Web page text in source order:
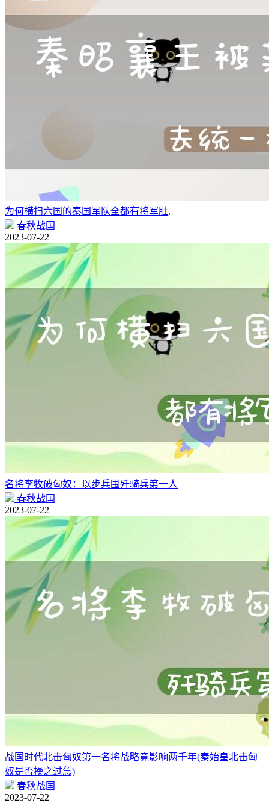
为何横扫六国的秦国军队全都有将军肚,
春秋战国
2023-07-22
名将李牧破匈奴：以步兵围歼骑兵第一人
春秋战国
2023-07-22
战国时代北击匈奴第一名将战略竟影响两千年(秦始皇北击匈
奴是否操之过急)
春秋战国
2023-07-22